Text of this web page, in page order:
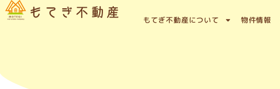
内
容
プ
もてぎ不動産について 物件情報